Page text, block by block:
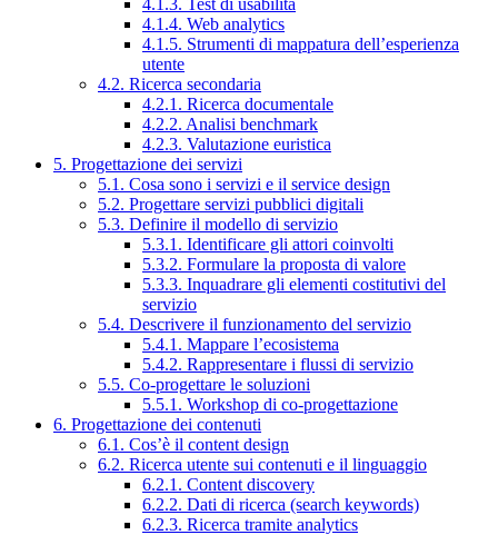
4.1.3. Test di usabilità
4.1.4. Web analytics
4.1.5. Strumenti di mappatura dell’esperienza
utente
4.2. Ricerca secondaria
4.2.1. Ricerca documentale
4.2.2. Analisi benchmark
4.2.3. Valutazione euristica
5. Progettazione dei servizi
5.1. Cosa sono i servizi e il service design
5.2. Progettare servizi pubblici digitali
5.3. Definire il modello di servizio
5.3.1. Identificare gli attori coinvolti
5.3.2. Formulare la proposta di valore
5.3.3. Inquadrare gli elementi costitutivi del
servizio
5.4. Descrivere il funzionamento del servizio
5.4.1. Mappare l’ecosistema
5.4.2. Rappresentare i flussi di servizio
5.5. Co-progettare le soluzioni
5.5.1. Workshop di co-progettazione
6. Progettazione dei contenuti
6.1. Cos’è il content design
6.2. Ricerca utente sui contenuti e il linguaggio
6.2.1. Content discovery
6.2.2. Dati di ricerca (search keywords)
6.2.3. Ricerca tramite analytics